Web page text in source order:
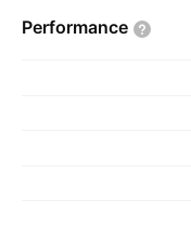
Performance